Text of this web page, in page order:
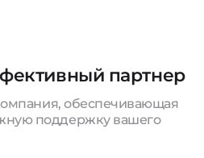
партнер
обеспечивающая
поддержку вашего